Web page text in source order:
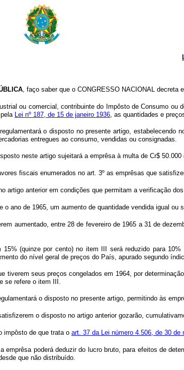
, faço saber que o CONGRESSO NACIONAL decreta
ou comercial, contribuinte do Impôsto de Consumo
Lei nº 187, de 15 de janeiro 1936, as quantidades e
o disposto no presente artigo, estabelecendo
entregues ao consumo, vendidas ou consignadas.
neste artigo sujeitará a emprêsa à multa de Cr$
fiscais enumerados no art. 3º as emprêsas que
artigo anterior em condições que permitam a verificação
o ano de 1965, um aumento de quantidade vendida igual
aumentado, entre 28 de fevereiro de 1965 a 31 de
15% (quinze por cento) no item III será reduzido para
do nível geral de preços do País, apurado segundo
tiverem seus preços congelados em 1964, por
se refere o item III.
o disposto no presente artigo, permitindo às
o disposto no artigo anterior gozarão,
impôsto de que trata o art. 37 da Lei número 4.506, de 30 de
emprêsa poderá deduzir do lucro bruto, para efeitos de
que não distribuído.